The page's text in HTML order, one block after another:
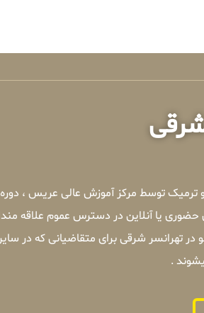
ترمیک توسط مرکز آموزش عالی عریس ،
یا آنلاین در دسترس عموم علاقه
تهرانسر شرقی برای متقاضیانی که در